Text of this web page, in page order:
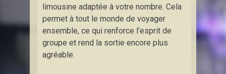
limousine adaptée à votre nombre. Cela
permet à tout le monde de voyager
ensemble, ce qui renforce l’esprit de
groupe et rend la sortie encore plus
agréable.